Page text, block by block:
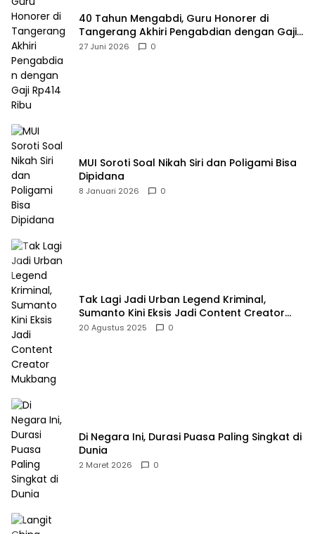
40 Tahun Mengabdi, Guru Honorer di
Tangerang Akhiri Pengabdian dengan Gaji
Rp414 Ribu
27 Juni 2026 0
MUI Soroti Soal Nikah Siri dan Poligami Bisa
Dipidana
8 Januari 2026 0
Tak Lagi Jadi Urban Legend Kriminal,
Sumanto Kini Eksis Jadi Content Creator
Mukbang
20 Agustus 2025 0
Di Negara Ini, Durasi Puasa Paling Singkat di
Dunia
2 Maret 2026 0